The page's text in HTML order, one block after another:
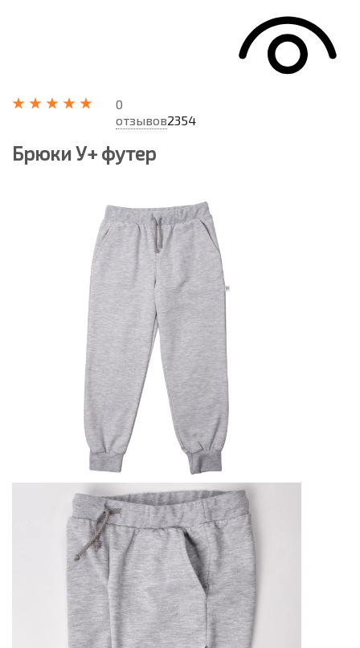
0
отзывов2354
Брюки У+ футер